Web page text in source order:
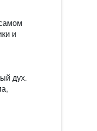
и
дух.